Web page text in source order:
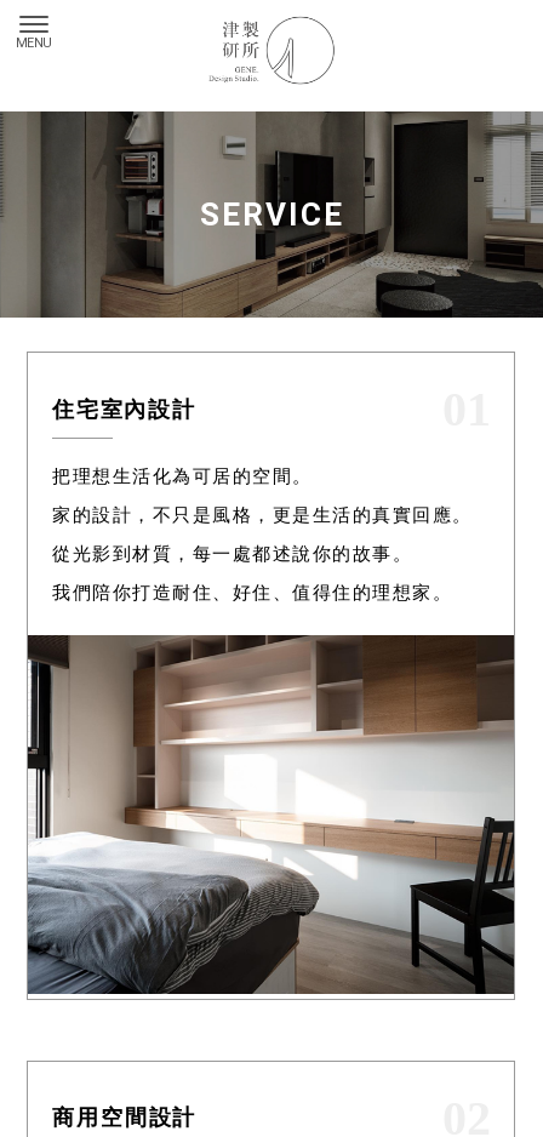
SERVICE
住宅室內設計
把理想生活化為可居的空間。
家的設計，不只是風格，更是生活的真實回應。
從光影到材質，每一處都述說你的故事。
我們陪你打造耐住、好住、值得住的理想家。
商用空間設計